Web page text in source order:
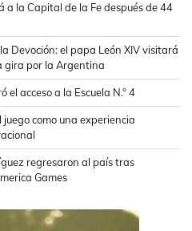
a la Capital de la Fe después de 44
Devoción: el papa León XIV visitará
gira por la Argentina
el acceso a la Escuela N.° 4
como una experiencia
regresaron al país tras
Games